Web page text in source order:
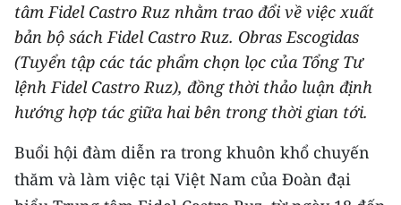
DU LỊCH
THẾ GIỚI
THỂ THAO
GIÁO DỤC
Y TẾ
tâm Fidel Castro Ruz nhằm trao đổi về việc xuất
bản bộ sách Fidel Castro Ruz. Obras Escogidas
(Tuyển tập các tác phẩm chọn lọc của Tổng Tư
lệnh Fidel Castro Ruz), đồng thời thảo luận định
hướng hợp tác giữa hai bên trong thời gian tới.
Buổi hội đàm diễn ra trong khuôn khổ chuyến
thăm và làm việc tại Việt Nam của Đoàn đại